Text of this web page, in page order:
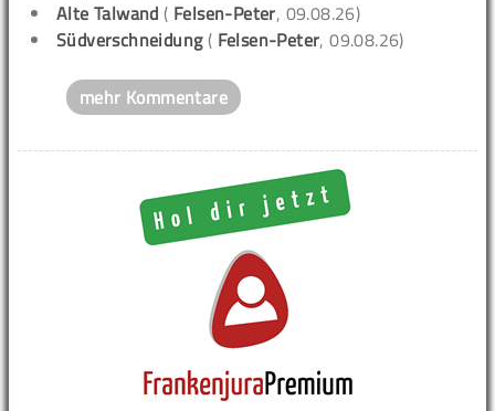
Alte Talwand ( Felsen-Peter, 09.08.26)
Südverschneidung( Felsen-Peter, 09.08.26)
mehr Kommentare